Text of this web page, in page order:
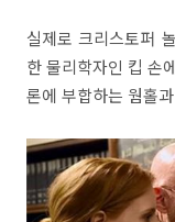
실제로 크리스토퍼
한 물리학자인 킵 손
론에 부합하는 웜홀